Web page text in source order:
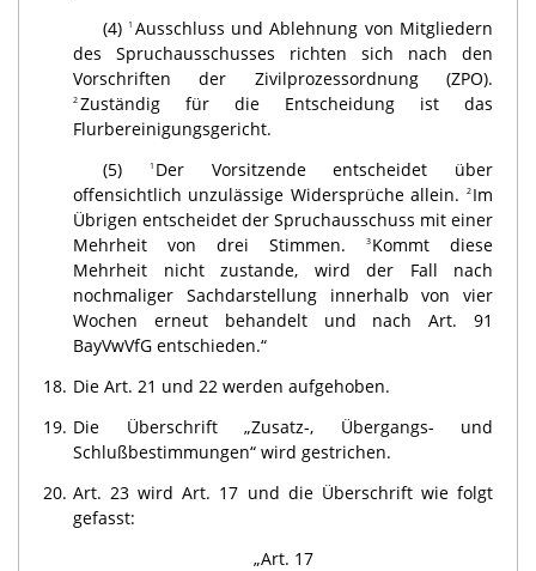
(4)
1 Ausschluss und Ablehnung von Mitgliedern
des Spruchausschusses richten sich nach den
Vorschriften der Zivilprozessordnung (ZPO).
2 Zuständig für die Entscheidung ist das
Flurbereinigungsgericht.
(5)
1 Der Vorsitzende entscheidet über
offensichtlich unzulässige Widersprüche allein.
2 Im
Übrigen entscheidet der Spruchausschuss mit einer
Mehrheit von drei Stimmen.
3 Kommt diese
Mehrheit nicht zustande, wird der Fall nach
nochmaliger Sachdarstellung innerhalb von vier
Wochen erneut behandelt und nach Art. 91
BayVwVfG entschieden.“
18. Die Art. 21 und 22 werden aufgehoben.
19. Die Überschrift „Zusatz-, Übergangs- und
Schlußbestimmungen“ wird gestrichen.
20. Art. 23 wird Art. 17 und die Überschrift wie folgt
gefasst:
„Art. 17